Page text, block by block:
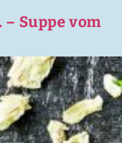
– Suppe vom